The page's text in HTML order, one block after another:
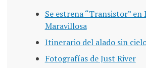
Se estrena “Transistor” en
Maravillosa
Itinerario del alado sin
Fotografías de Just River